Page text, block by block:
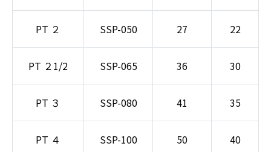
PT ２ SSP-050 27 22
PT ２1/2 SSP-065 36 30
PT ３ SSP-080 41 35
PT ４ SSP-100 50 40